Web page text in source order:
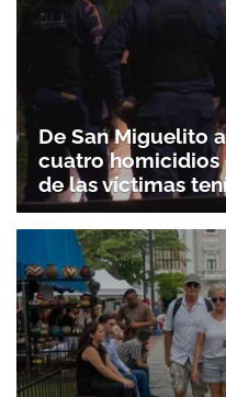
De San Miguelito
cuatro homicidios
de las víctimas